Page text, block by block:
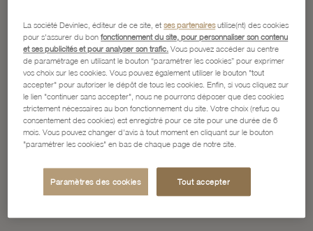
La société Devinlec, éditeur de ce site, etses partenairesutilise(nt) des cookies
pour s'assurer du bonfonctionnement du site, pour personnaliser son contenu
et ses publicités et pour analyser son trafic. Vous pouvez accéder au centre
de paramétrage en utilisant le bouton “paramétrer les cookies” pour exprimer
vos choix sur les cookies. Vous pouvez également utiliser le bouton "tout
accepter" pour autoriser le dépôt de tous les cookies. Enfin, si vous cliquez sur
le lien "continuer sans accepter", nous ne pourrons déposer que des cookies
strictement nécessaires au bon fonctionnement du site. Votre choix (refus ou
consentement des cookies) est enregistré pour ce site pour une durée de 6
mois. Vous pouvez changer d'avis à tout moment en cliquant sur le bouton
"paramétrer les cookies" en bas de chaque page de notre site.
Paramètres des cookies Tout accepter